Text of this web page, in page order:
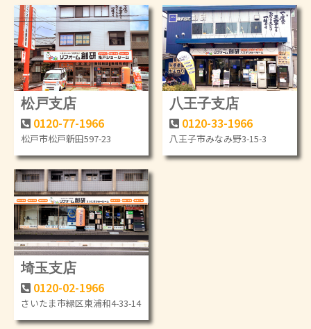
松戸支店
0120-77-1966
松戸市松戸新田597-23
八王子支店
0120-33-1966
八王子市みなみ野3-15-3
埼玉支店
0120-02-1966
さいたま市緑区東浦和4-33-14